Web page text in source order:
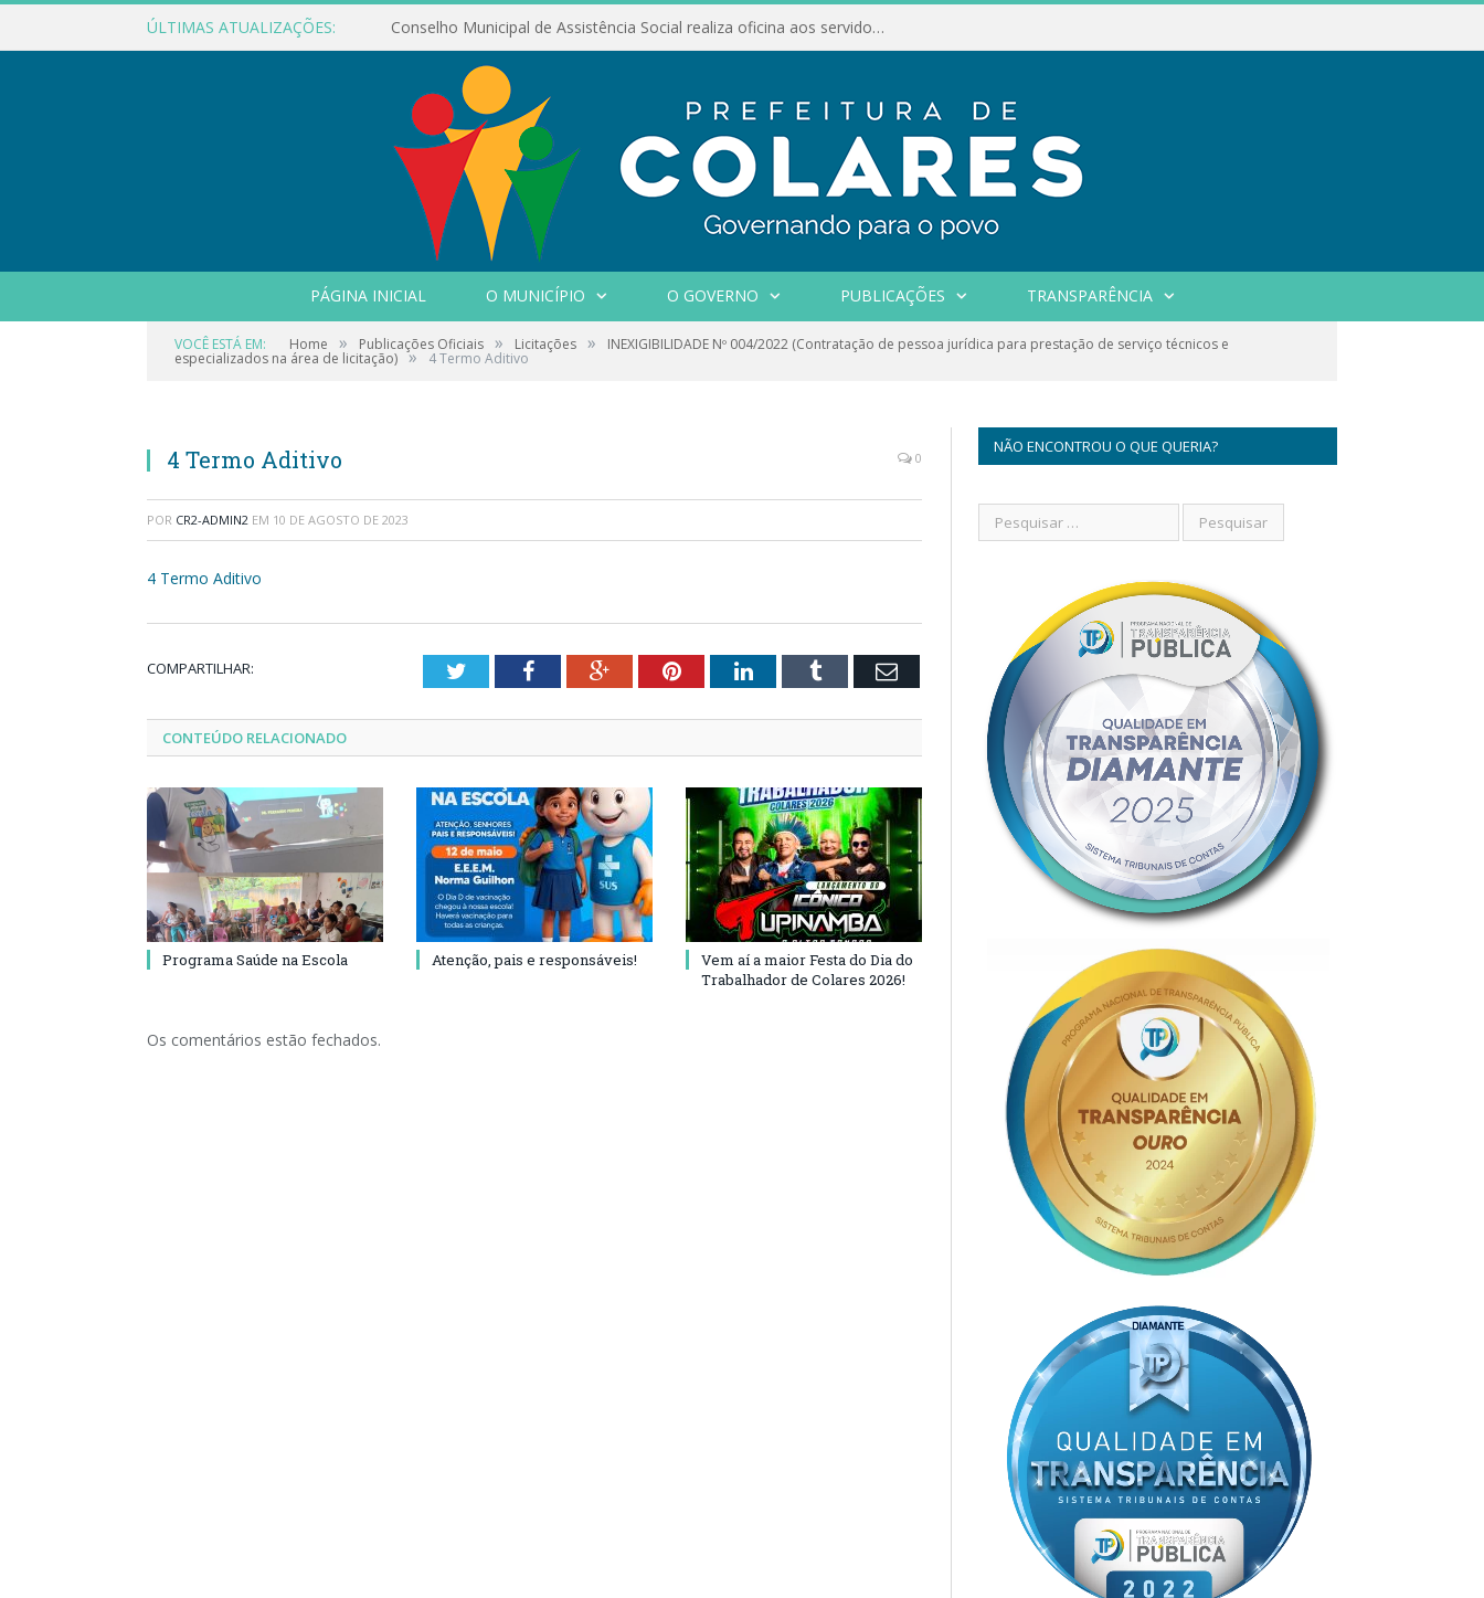
ÚLTIMAS ATUALIZAÇÕES: Conselho Municipal de Assistência Social realiza oficina aos servidores
PÁGINA INICIAL O MUNICÍPIO O GOVERNO PUBLICAÇÕES TRANSPARÊNCIA
VOCÊ ESTÁ EM: Home » Publicações Oficiais » Licitações » INEXIGIBILIDADE Nº 004/2022 (Contratação de pessoa jurídica para prestação de serviço técnicos e
especializados na área de licitação) » 4 Termo Aditivo
4 Termo Aditivo 0
POR CR2-ADMIN2 EM 10 DE AGOSTO DE 2023
4 Termo Aditivo
COMPARTILHAR: TwitterFacebookGoogle+PinterestLinkedInTumblr Email
CONTEÚDO RELACIONADO
Programa Saúde na Escola Atenção, pais e responsáveis!
Vem aí a maior Festa do Dia do
Trabalhador de Colares 2026!
Os comentários estão fechados.
NÃO ENCONTROU O QUE QUERIA?